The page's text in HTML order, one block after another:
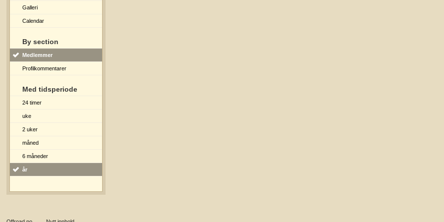
Galleri
Calendar
By section
Medlemmer
Profilkommentarer
Med tidsperiode
24 timer
uke
2 uker
måned
6 måneder
år